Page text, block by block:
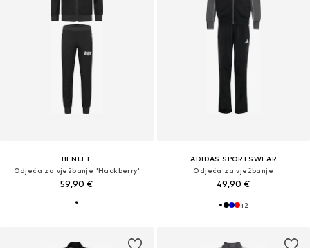
BENLEE
Odjeća za vježbanje 'Hackberry'
59,90 €
ADIDAS SPORTSWEAR
Odjeća za vježbanje
49,90 €
+2